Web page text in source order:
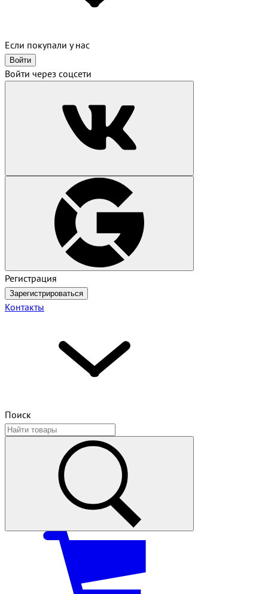
Если покупали у нас
Войти
Войти через соцсети
Регистрация
Зарегистрироваться
Контакты
Поиск